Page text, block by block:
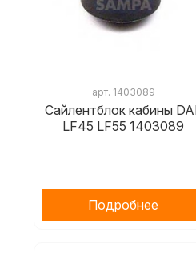
арт. 1403089
Сайлентблок кабины
LF45 LF55 1403089
Подробнее